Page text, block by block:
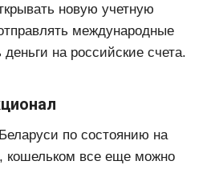
новую учетную
международные
на российские счета.
по состоянию на
кошельком все еще можно